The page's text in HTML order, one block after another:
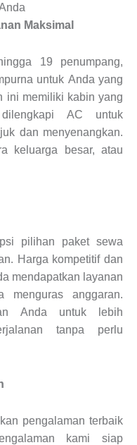
Maksimal
19 penumpang,
untuk Anda yang
ini memiliki kabin yang
AC untuk
dan menyenangkan.
keluarga besar, atau
pilihan paket sewa
Harga kompetitif dan
mendapatkan layanan
menguras anggaran.
Anda untuk lebih
tanpa perlu
pengalaman terbaik
kami siap